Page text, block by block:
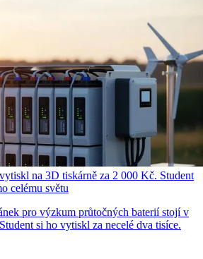
na 3D tiskárně za 2 000 Kč. Student
celému světu
pro výzkum průtočných baterií stojí v
si ho vytiskl za necelé dva tisíce.